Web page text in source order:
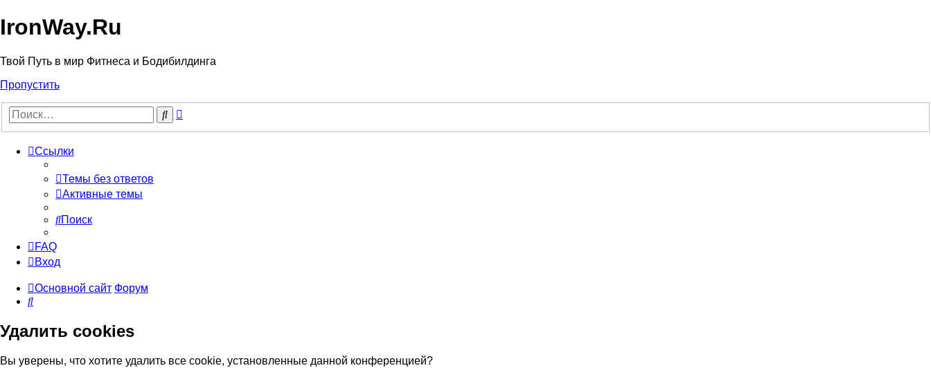
IronWay.Ru
Твой Путь в мир Фитнеса и Бодибилдинга
Пропустить
Поиск
Ссылки
Темы без ответов
Активные темы
Поиск
FAQ
Вход
Основной сайт Форум
Поиск
Удалить cookies
Вы уверены, что хотите удалить все cookie, установленные данной конференцией?